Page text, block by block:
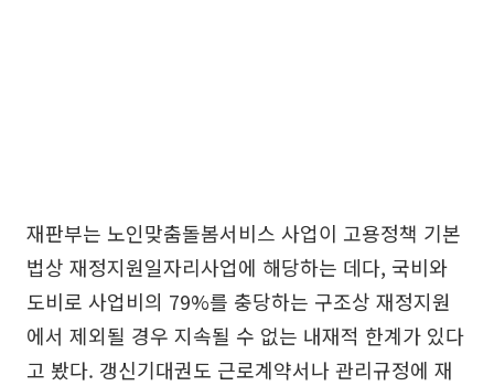
재판부는 노인맞춤돌봄서비스 사업이 고용정책 기본
법상 재정지원일자리사업에 해당하는 데다, 국비와
도비로 사업비의 79%를 충당하는 구조상 재정지원
에서 제외될 경우 지속될 수 없는 내재적 한계가 있다
고 봤다. 갱신기대권도 근로계약서나 관리규정에 재